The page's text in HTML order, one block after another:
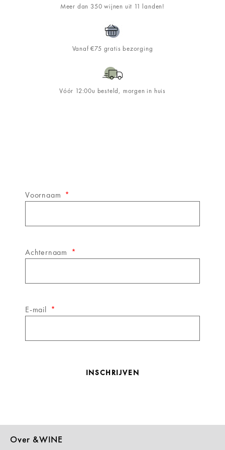
Meer dan 350 wijnen uit 11 landen!
Vanaf €75 gratis bezorging
Vóór 12:00u besteld, morgen in huis
Voornaam
Achternaam
E-mail
INSCHRIJVEN
Over &WINE